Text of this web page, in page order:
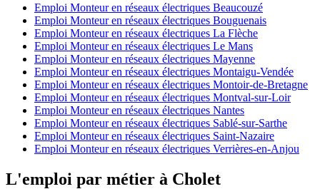
Emploi Monteur en réseaux électriques Beaucouzé
Emploi Monteur en réseaux électriques Bouguenais
Emploi Monteur en réseaux électriques La Flèche
Emploi Monteur en réseaux électriques Le Mans
Emploi Monteur en réseaux électriques Mayenne
Emploi Monteur en réseaux électriques Montaigu-Vendée
Emploi Monteur en réseaux électriques Montoir-de-Bretagne
Emploi Monteur en réseaux électriques Montval-sur-Loir
Emploi Monteur en réseaux électriques Nantes
Emploi Monteur en réseaux électriques Sablé-sur-Sarthe
Emploi Monteur en réseaux électriques Saint-Nazaire
Emploi Monteur en réseaux électriques Verrières-en-Anjou
L'emploi par métier à Cholet